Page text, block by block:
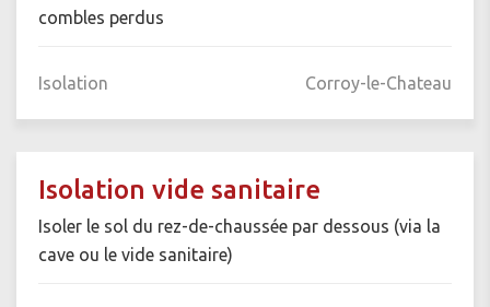
combles perdus
Isolation Corroy-le-Chateau
Isolation vide sanitaire
Isoler le sol du rez-de-chaussée par dessous (via la
cave ou le vide sanitaire)